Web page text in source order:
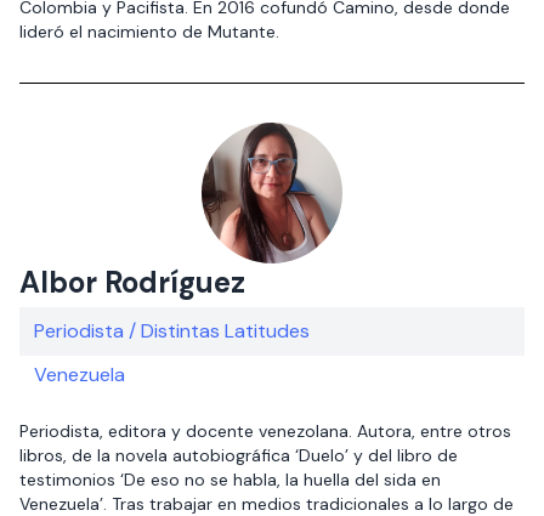
Colombia y Pacifista. En 2016 cofundó Camino, desde donde
lideró el nacimiento de Mutante.
Albor Rodríguez
Periodista / Distintas Latitudes
Venezuela
Periodista, editora y docente venezolana. Autora, entre otros
libros, de la novela autobiográfica ‘Duelo’ y del libro de
testimonios ‘De eso no se habla, la huella del sida en
Venezuela’. Tras trabajar en medios tradicionales a lo largo de